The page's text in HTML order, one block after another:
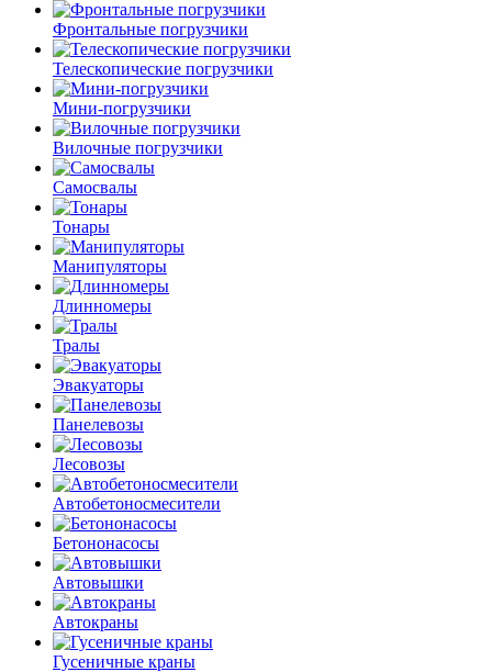
Фронтальные погрузчики
Телескопические погрузчики
Мини-погрузчики
Вилочные погрузчики
Самосвалы
Тонары
Манипуляторы
Длинномеры
Тралы
Эвакуаторы
Панелевозы
Лесовозы
Автобетоно­смесители
Бетононасосы
Автовышки
Автокраны
Гусеничные краны